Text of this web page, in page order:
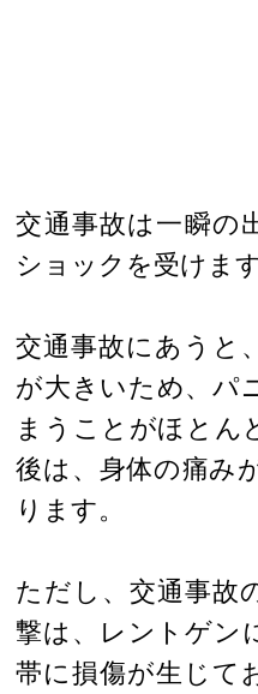
交通事故は一瞬の
ショックを受けます
交通事故にあうと
が大きいため、パ
まうことがほとん
後は、身体の痛み
ります。
ただし、交通事故
撃は、レントゲン
帯に損傷が生じて